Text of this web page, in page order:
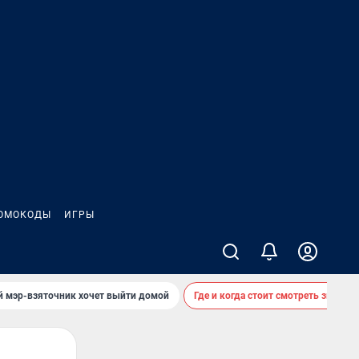
ИГРЫ
мэр-взяточник хочет выйти домой Где и когда стоит смотреть